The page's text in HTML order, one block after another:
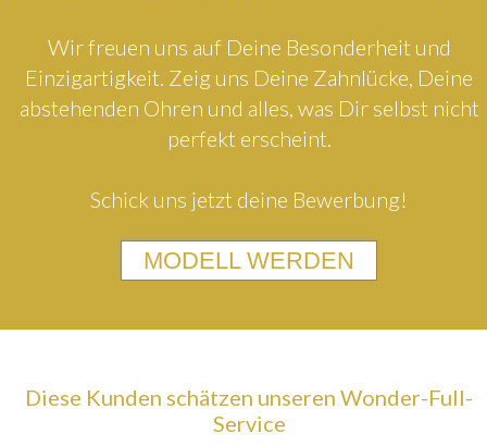
Wir freuen uns auf Deine Besonderheit und
Einzigartigkeit. Zeig uns Deine Zahnlücke, Deine
abstehenden Ohren und alles, was Dir selbst nicht
perfekt erscheint.
Schick uns jetzt deine Bewerbung!
MODELL WERDEN
Diese Kunden schätzen unseren Wonder-Full-
Service